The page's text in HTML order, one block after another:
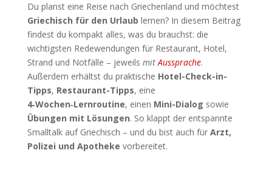
Du planst eine Reise nach Griechenland und möchtest
Griechisch für den Urlaub lernen? In diesem Beitrag
findest du kompakt alles, was du brauchst: die
wichtigsten Redewendungen für Restaurant, Hotel,
Strand und Notfälle – jeweils mitAussprache.
Außerdem erhältst du praktische Hotel-Check-in-
Tipps, Restaurant-Tipps, eine
4‑Wochen‑Lernroutine, einen Mini-Dialog sowie
Übungen mit Lösungen. So klappt der entspannte
Smalltalk auf Griechisch – und du bist auch für Arzt,
Polizei und Apotheke vorbereitet.